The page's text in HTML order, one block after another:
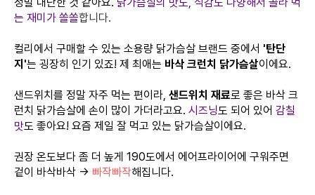
는 재미가 쏠쏠합니다.
컬리에서 구매할 수 있는 소용량 닭가슴살 브랜드 중에서 '탄단
지'는 굉장히 인기 있죠! 제 최애는 바삭 크런치 닭가슴살이에요.
샌드위치를 정말 자주 먹는 편이라, 샌드위치 재료로 좋은 바삭 크
런치 닭가슴살에 손이 많이 가더라고요. 시즈닝도 되어 있어 감칠
맛도 좋아요! 요즘 제일 잘 먹고 있는 닭가슴살이에요.
권장 온도보다 좀 더 높게 190도에서 에어프라이어에 구워주면
겉이 바삭바삭 → 빠작빠작해집니다.